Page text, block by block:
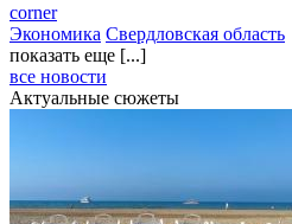
corner
Экономика Свердловская область
показать еще [...]
все новости
Актуальные сюжеты